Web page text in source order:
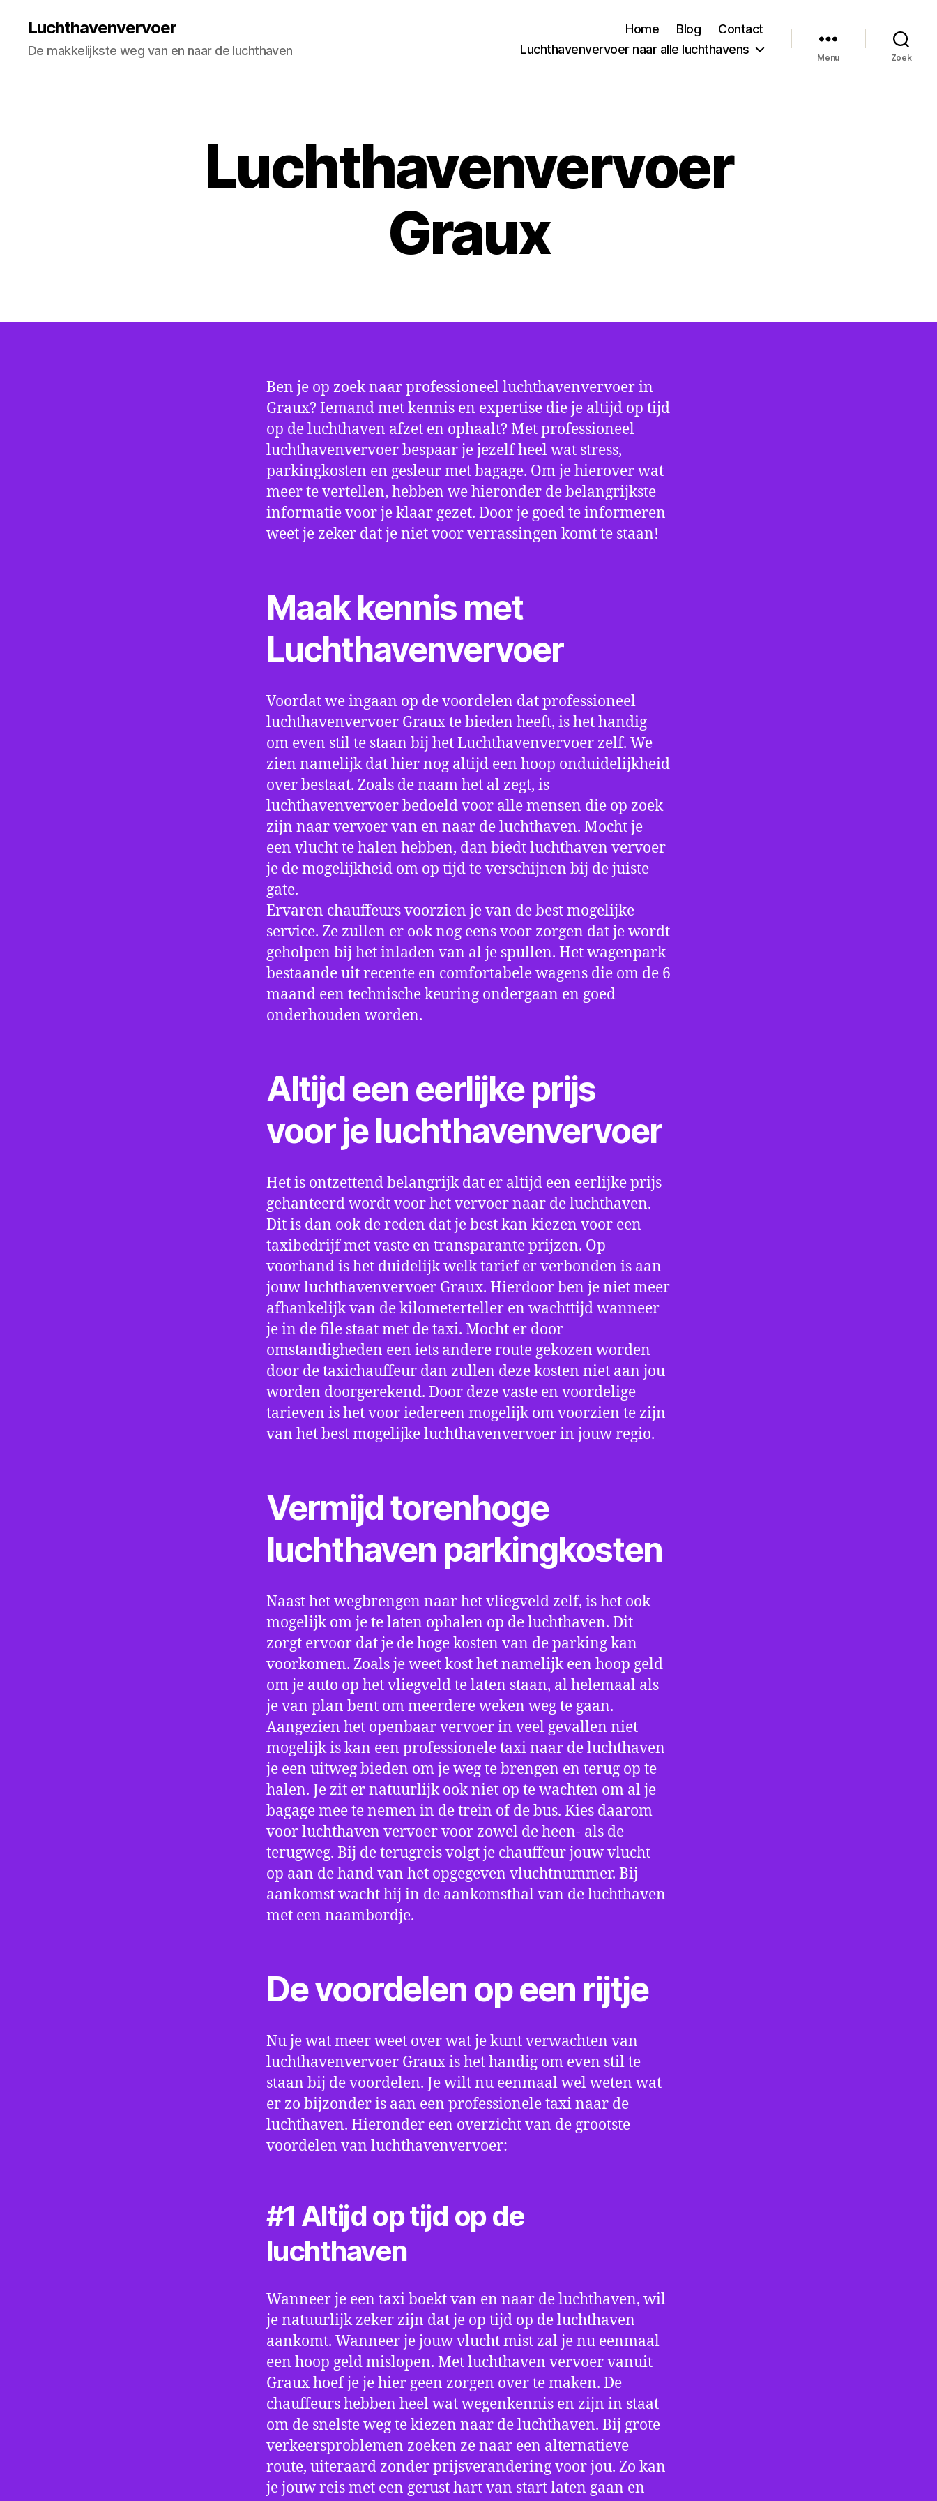
Luchthavenvervoer
De makkelijkste weg van en naar de luchthaven
Home Blog
Contact
Luchthavenvervoer naar alle luchthavens
Menu Zoek
Luchthavenvervoer
Graux
Ben je op zoek naar professioneel luchthavenvervoer in
Graux? Iemand met kennis en expertise die je altijd op tijd
op de luchthaven afzet en ophaalt? Met professioneel
luchthavenvervoer bespaar je jezelf heel wat stress,
parkingkosten en gesleur met bagage. Om je hierover wat
meer te vertellen, hebben we hieronder de belangrijkste
informatie voor je klaar gezet. Door je goed te informeren
weet je zeker dat je niet voor verrassingen komt te staan!
Maak kennis met
Luchthavenvervoer
Voordat we ingaan op de voordelen dat professioneel
luchthavenvervoer Graux te bieden heeft, is het handig
om even stil te staan bij het Luchthavenvervoer zelf. We
zien namelijk dat hier nog altijd een hoop onduidelijkheid
over bestaat. Zoals de naam het al zegt, is
luchthavenvervoer bedoeld voor alle mensen die op zoek
zijn naar vervoer van en naar de luchthaven. Mocht je
een vlucht te halen hebben, dan biedt luchthaven vervoer
je de mogelijkheid om op tijd te verschijnen bij de juiste
gate.
Ervaren chauffeurs voorzien je van de best mogelijke
service. Ze zullen er ook nog eens voor zorgen dat je wordt
geholpen bij het inladen van al je spullen. Het wagenpark
bestaande uit recente en comfortabele wagens die om de 6
maand een technische keuring ondergaan en goed
onderhouden worden.
Altijd een eerlijke prijs
voor je luchthavenvervoer
Het is ontzettend belangrijk dat er altijd een eerlijke prijs
gehanteerd wordt voor het vervoer naar de luchthaven.
Dit is dan ook de reden dat je best kan kiezen voor een
taxibedrijf met vaste en transparante prijzen. Op
voorhand is het duidelijk welk tarief er verbonden is aan
jouw luchthavenvervoer Graux. Hierdoor ben je niet meer
afhankelijk van de kilometerteller en wachttijd wanneer
je in de file staat met de taxi. Mocht er door
omstandigheden een iets andere route gekozen worden
door de taxichauffeur dan zullen deze kosten niet aan jou
worden doorgerekend. Door deze vaste en voordelige
tarieven is het voor iedereen mogelijk om voorzien te zijn
van het best mogelijke luchthavenvervoer in jouw regio.
Vermijd torenhoge
luchthaven parkingkosten
Naast het wegbrengen naar het vliegveld zelf, is het ook
mogelijk om je te laten ophalen op de luchthaven. Dit
zorgt ervoor dat je de hoge kosten van de parking kan
voorkomen. Zoals je weet kost het namelijk een hoop geld
om je auto op het vliegveld te laten staan, al helemaal als
je van plan bent om meerdere weken weg te gaan.
Aangezien het openbaar vervoer in veel gevallen niet
mogelijk is kan een professionele taxi naar de luchthaven
je een uitweg bieden om je weg te brengen en terug op te
halen. Je zit er natuurlijk ook niet op te wachten om al je
bagage mee te nemen in de trein of de bus. Kies daarom
voor luchthaven vervoer voor zowel de heen- als de
terugweg. Bij de terugreis volgt je chauffeur jouw vlucht
op aan de hand van het opgegeven vluchtnummer. Bij
aankomst wacht hij in de aankomsthal van de luchthaven
met een naambordje.
De voordelen op een rijtje
Nu je wat meer weet over wat je kunt verwachten van
luchthavenvervoer Graux is het handig om even stil te
staan bij de voordelen. Je wilt nu eenmaal wel weten wat
er zo bijzonder is aan een professionele taxi naar de
luchthaven. Hieronder een overzicht van de grootste
voordelen van luchthavenvervoer:
#1 Altijd op tijd op de
luchthaven
Wanneer je een taxi boekt van en naar de luchthaven, wil
je natuurlijk zeker zijn dat je op tijd op de luchthaven
aankomt. Wanneer je jouw vlucht mist zal je nu eenmaal
een hoop geld mislopen. Met luchthaven vervoer vanuit
Graux hoef je je hier geen zorgen over te maken. De
chauffeurs hebben heel wat wegenkennis en zijn in staat
om de snelste weg te kiezen naar de luchthaven. Bij grote
verkeersproblemen zoeken ze naar een alternatieve
route, uiteraard zonder prijsverandering voor jou. Zo kan
je jouw reis met een gerust hart van start laten gaan en